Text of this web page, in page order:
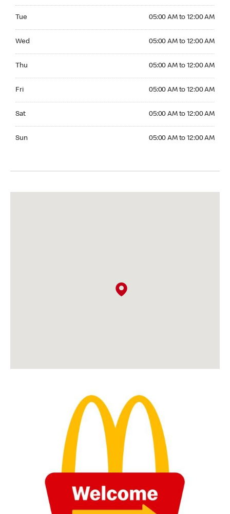
Tue 05:00 AM to 12:00 AM
Wed 05:00 AM to 12:00 AM
Thu 05:00 AM to 12:00 AM
Fri 05:00 AM to 12:00 AM
Sat 05:00 AM to 12:00 AM
Sun 05:00 AM to 12:00 AM